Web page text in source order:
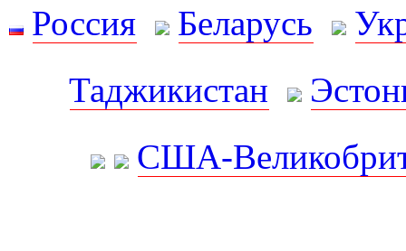
Россия Беларусь
Таджикистан
США-